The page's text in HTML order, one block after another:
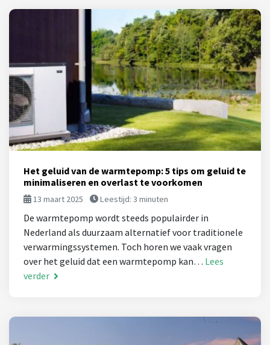
Het geluid van de warmtepomp: 5 tips om geluid te
minimaliseren en overlast te voorkomen
13 maart 2025 Leestijd: 3 minuten
De warmtepomp wordt steeds populairder in
Nederland als duurzaam alternatief voor traditionele
verwarmingssystemen. Toch horen we vaak vragen
over het geluid dat een warmtepomp kan… Lees
verder